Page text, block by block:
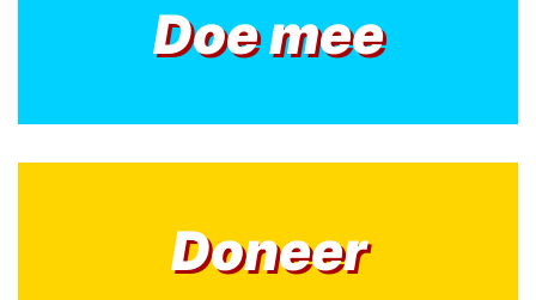
Doe mee
Doneer